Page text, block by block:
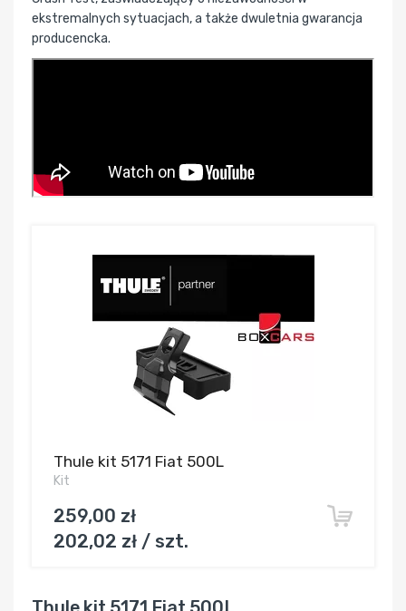
ekstremalnych sytuacjach, a także dwuletnia gwarancja
producencka.
Thule kit 5171 Fiat 500L
Kit
259,00 zł
202,02 zł / szt.